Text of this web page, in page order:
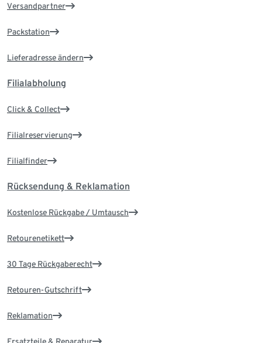
Versandpartner
Packstation
Lieferadresse ändern
Filialabholung
Click & Collect
Filialreservierung
Filialfinder
Rücksendung & Reklamation
Kostenlose Rückgabe / Umtausch
Retourenetikett
30 Tage Rückgaberecht
Retouren-Gutschrift
Reklamation